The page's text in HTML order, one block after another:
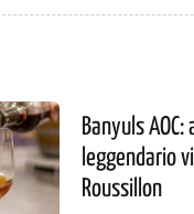
Banyuls
leggendario
Roussillon